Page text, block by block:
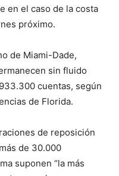
en el caso de la costa
próximo.
de Miami-Dade,
sin fluido
cuentas, según
de Florida.
de reposición
de 30.000
suponen “la más